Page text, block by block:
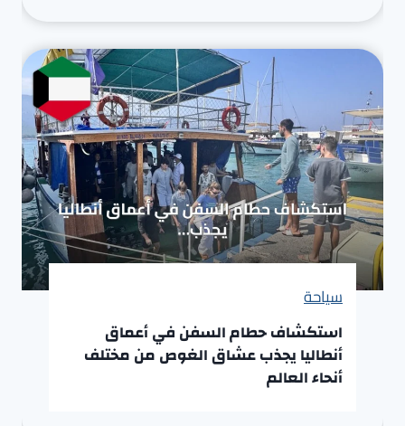
سياحة
استكشاف حطام السفن في أعماق
أنطاليا يجذب عشاق الغوص من مختلف
أنحاء العالم